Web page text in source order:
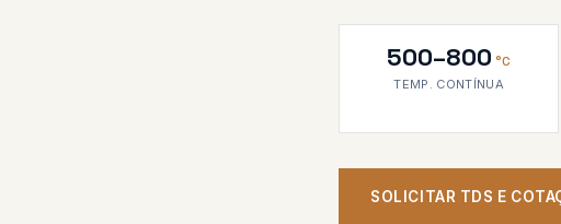
500–800 °C
TEMP. CONTÍNUA
SOLICITAR TDS E